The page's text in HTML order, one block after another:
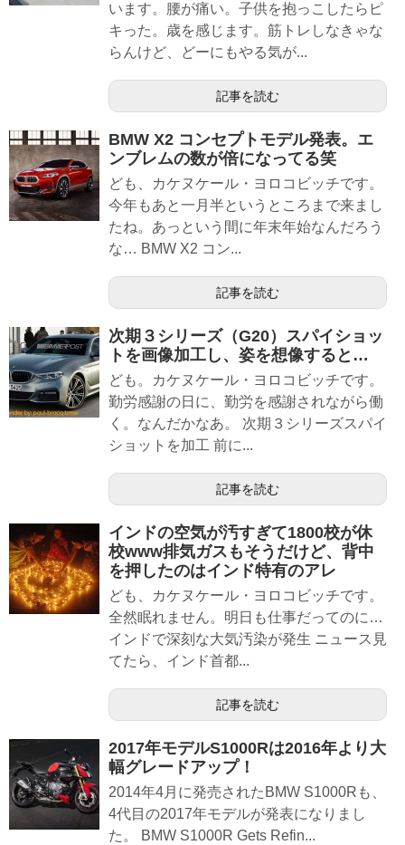
います。腰が痛い。子供を抱っこしたらピ
キった。歳を感じます。筋トレしなきゃな
らんけど、どーにもやる気が...
記事を読む
BMW X2 コンセプトモデル発表。エ
ンブレムの数が倍になってる笑
ども、カケヌケール・ヨロコビッチです。
今年もあと一月半というところまで来まし
たね。あっという間に年末年始なんだろう
な… BMW X2 コン...
記事を読む
次期３シリーズ（G20）スパイショッ
トを画像加工し、姿を想像すると…
ども。カケヌケール・ヨロコビッチです。
勤労感謝の日に、勤労を感謝されながら働
く。なんだかなあ。 次期３シリーズスパイ
ショットを加工 前に...
記事を読む
インドの空気が汚すぎて1800校が休
校www排気ガスもそうだけど、背中
を押したのはインド特有のアレ
ども、カケヌケール・ヨロコビッチです。
全然眠れません。明日も仕事だってのに…
インドで深刻な大気汚染が発生 ニュース見
てたら、インド首都...
記事を読む
2017年モデルS1000Rは2016年より大
幅グレードアップ！
2014年4月に発売されたBMW S1000Rも、
4代目の2017年モデルが発表になりまし
た。 BMW S1000R Gets Refin...